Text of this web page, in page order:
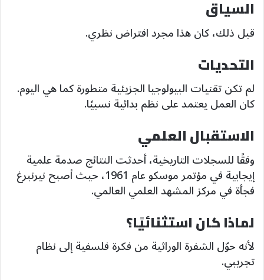
السياق
قبل ذلك، كان هذا مجرد افتراض نظري.
التحديات
لم تكن تقنيات البيولوجيا الجزيئية متطورة كما هي اليوم.
كان العمل يعتمد على نظم بدائية نسبيًا.
الاستقبال العلمي
وفقًا للسجلات التاريخية، أحدثت النتائج صدمة علمية
إيجابية في مؤتمر موسكو عام 1961، حيث أصبح نيرنبرغ
فجأة في مركز المشهد العلمي العالمي.
لماذا كان استثنائيًا؟
لأنه حوّل الشفرة الوراثية من فكرة فلسفية إلى نظام
تجريبي.